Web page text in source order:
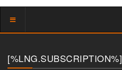
Показать
[%LNG.SUBSCRIPTION%]